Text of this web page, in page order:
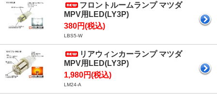
フロントルームランプ マツダ
MPV用LED(LY3P)
380円(税込)
LBS5-W
リアウィンカーランプ マツダ
MPV用LED(LY3P)
1,980円(税込)
LM24-A